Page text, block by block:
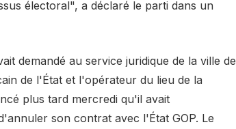
électoral", a déclaré le parti dans un
demandé au service juridique de la ville de
de l'État et l'opérateur du lieu de la
plus tard mercredi qu'il avait
son contrat avec l'État GOP. Le